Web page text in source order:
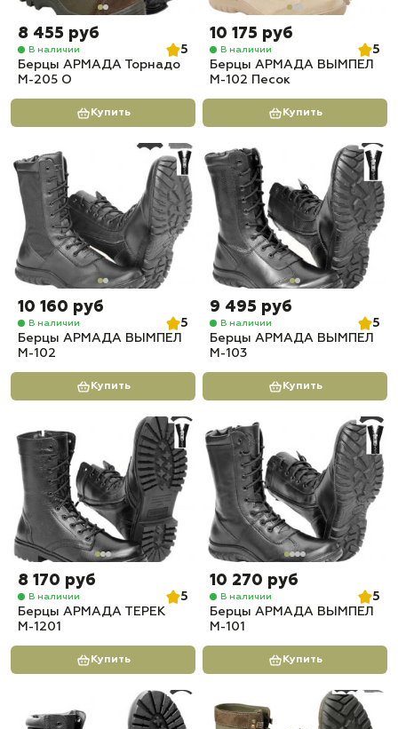
8 455 руб
В наличии
5
Берцы АРМАДА Торнадо
М-205 О
Купить
10 175 руб
В наличии
5
Берцы АРМАДА ВЫМПЕЛ
М-102 Песок
Купить
10 160 руб
В наличии
5
Берцы АРМАДА ВЫМПЕЛ
М-102
Купить
9 495 руб
В наличии
5
Берцы АРМАДА ВЫМПЕЛ
М-103
Купить
8 170 руб
В наличии
5
Берцы АРМАДА ТЕРЕК
М-1201
Купить
10 270 руб
В наличии
5
Берцы АРМАДА ВЫМПЕЛ
М-101
Купить